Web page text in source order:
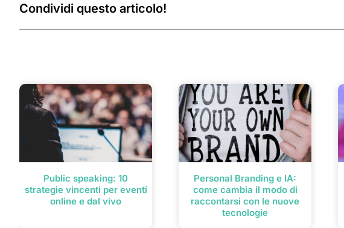
Condividi questo articolo!
Public speaking: 10
strategie vincenti per eventi
online e dal vivo
Personal Branding e IA:
come cambia il modo di
raccontarsi con le nuove
tecnologie